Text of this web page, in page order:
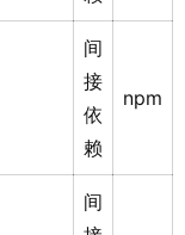
间
接
依
赖
npm
间